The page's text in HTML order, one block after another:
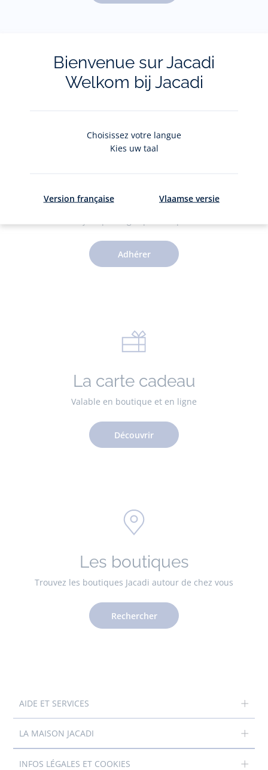
Le Club Jacadi
Adhérer
La carte cadeau
Valable en boutique et en ligne
Découvrir
Les boutiques
Trouvez les boutiques Jacadi autour de chez vous
Rechercher
AIDE ET SERVICES
LA MAISON JACADI
INFOS LÉGALES ET COOKIES
Bienvenue sur Jacadi
Welkom bij Jacadi
Choisissez votre langue
Kies uw taal
Version française Vlaamse versie